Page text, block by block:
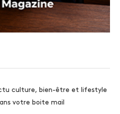
culture, bien-être et lifestyle
votre boite mail